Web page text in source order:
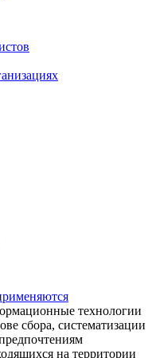
технологии
сбора, систематизации
на территории